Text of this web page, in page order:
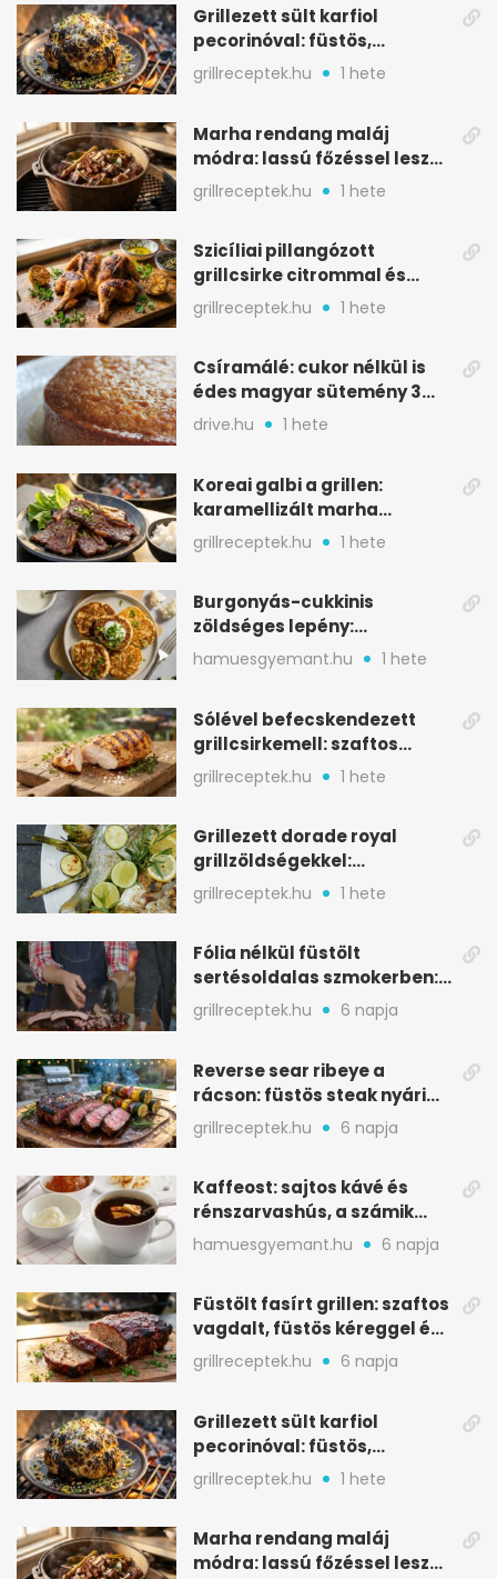
Grillezett sült karfiol
pecorinóval: füstös,
karamellizált nyári kedvenc
grillreceptek.hu 1 hete
Marha rendang maláj
módra: lassú főzéssel lesz
igazán szaftos
grillreceptek.hu 1 hete
Szicíliai pillangózott
grillcsirke citrommal és
oregánóval
grillreceptek.hu 1 hete
Csíramálé: cukor nélkül is
édes magyar sütemény 3
alapanyagból
drive.hu 1 hete
Koreai galbi a grillen:
karamellizált marha
rövidborda gyorsan
grillreceptek.hu 1 hete
Burgonyás-cukkinis
zöldséges lepény:
aranybarna, szaftos, hús
nélkül is
hamuesgyemant.hu 1 hete
Sólével befecskendezett
grillcsirkemell: szaftos
marad, nem szárad ki
grillreceptek.hu 1 hete
Grillezett dorade royal
grillzöldségekkel:
mediterrán ízek a rostélyról
grillreceptek.hu 1 hete
Fólia nélkül füstölt
sertésoldalas szmokerben:
ropogós bark, 6 óra
grillreceptek.hu 6 napja
Reverse sear ribeye a
rácson: füstös steak nyári
tökkebabbal
grillreceptek.hu 6 napja
Kaffeost: sajtos kávé és
rénszarvashús, a számik
melegítő itala
hamuesgyemant.hu 6 napja
Füstölt fasírt grillen: szaftos
vagdalt, füstös kéreggel és
BBQ mázzal
grillreceptek.hu 6 napja
Grillezett sült karfiol
pecorinóval: füstös,
karamellizált nyári kedvenc
grillreceptek.hu 1 hete
Marha rendang maláj
módra: lassú főzéssel lesz